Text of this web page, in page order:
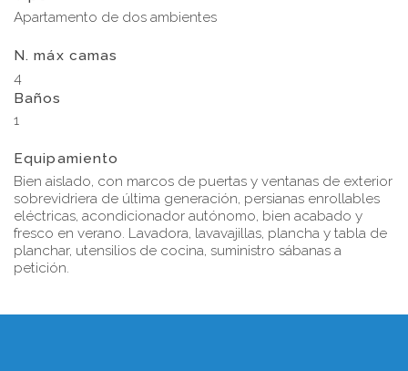
Apartamento de dos ambientes
N. máx camas
4
Baños
1
Equipamiento
Bien aislado, con marcos de puertas y ventanas de exterior
sobrevidriera de última generación, persianas enrollables
eléctricas, acondicionador autónomo, bien acabado y
fresco en verano. Lavadora, lavavajillas, plancha y tabla de
planchar, utensilios de cocina, suministro sábanas a
petición.